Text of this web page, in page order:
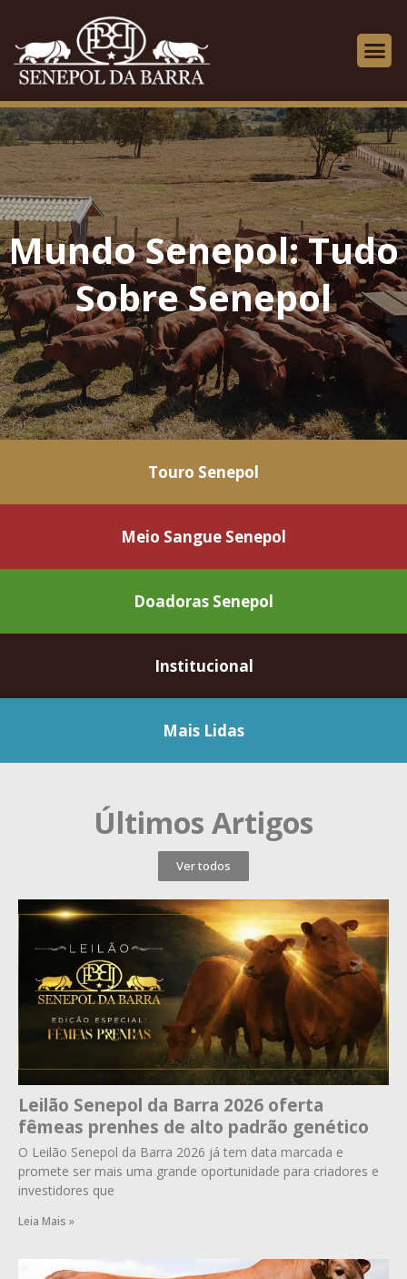
Mundo Senepol: Tudo
Sobre Senepol
Touro Senepol
Meio Sangue Senepol
Doadoras Senepol
Institucional
Mais Lidas
Últimos Artigos
Ver todos
Leilão Senepol da Barra 2026 oferta
fêmeas prenhes de alto padrão genético
O Leilão Senepol da Barra 2026 já tem data marcada e
promete ser mais uma grande oportunidade para criadores e
investidores que
Leia Mais »